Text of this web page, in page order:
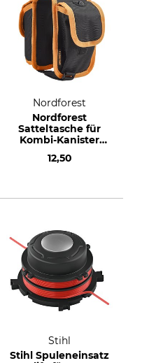
Nordforest
Nordforest
Satteltasche für
Kombi-Kanister
12,50
Stihl
Stihl Spuleneinsatz